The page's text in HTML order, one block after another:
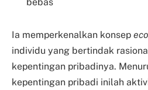
Ia memperkenalkan konsep
individu yang bertindak
kepentingan pribadinya.
kepentingan pribadi inilah